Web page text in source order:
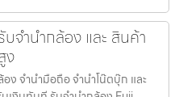
จํานํากล้อง และ สินค้า
ง
ง จำนำมือถือ จำนำโน๊ตบุ๊ก และ